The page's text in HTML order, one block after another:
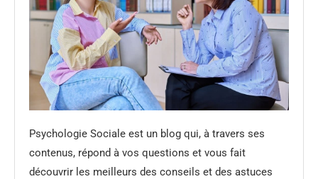
Psychologie Sociale est un blog qui, à travers ses
contenus, répond à vos questions et vous fait
découvrir les meilleurs des conseils et des astuces